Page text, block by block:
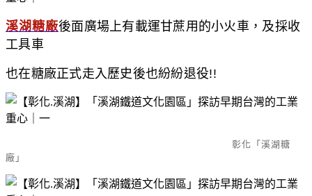
溪湖糖廠後面廣場上有載運甘蔗用的小火車，及採收
工具車
也在糖廠正式走入歷史後也紛紛退役!!
彰化「溪湖糖
廠」